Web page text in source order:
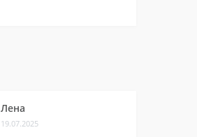
Лена
19.07.2025